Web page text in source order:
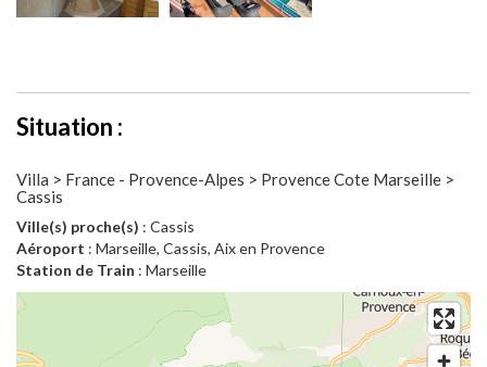
Situation :
Villa > France - Provence-Alpes > Provence Cote Marseille >
Cassis
Ville(s) proche(s) : Cassis
Aéroport : Marseille, Cassis, Aix en Provence
Station de Train : Marseille